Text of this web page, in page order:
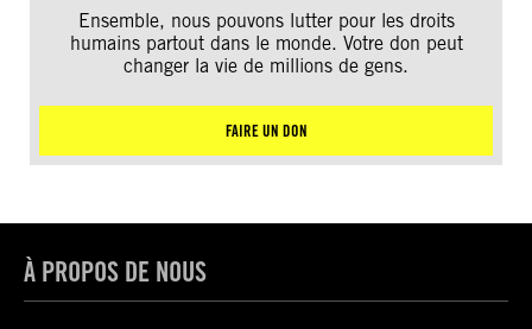
Ensemble, nous pouvons lutter pour les droits
humains partout dans le monde. Votre don peut
changer la vie de millions de gens.
FAIRE UN DON
À PROPOS DE NOUS